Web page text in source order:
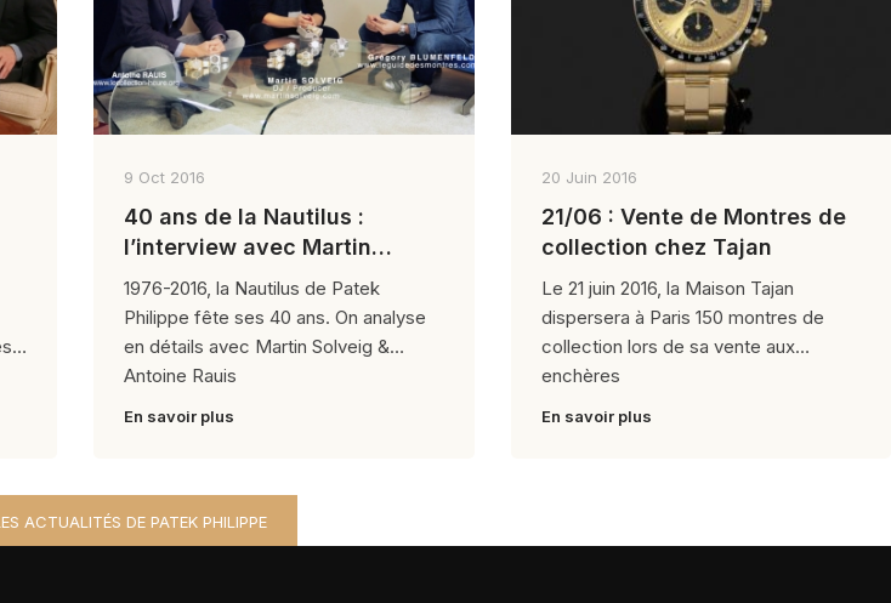
9 Oct 2016
40 ans de la Nautilus :
l’interview avec Martin
Solveig et Antoine Rauis
1976-2016, la Nautilus de Patek
Philippe fête ses 40 ans. On analyse
en détails avec Martin Solveig &
Antoine Rauis
En savoir plus
20 Juin 2016
21/06 : Vente de Montres de
collection chez Tajan
Le 21 juin 2016, la Maison Tajan
dispersera à Paris 150 montres de
collection lors de sa vente aux
enchères
En savoir plus
ACTUALITÉS DE PATEK PHILIPPE